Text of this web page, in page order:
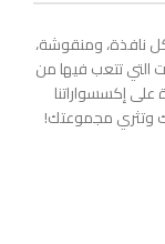
نافذة، ومنقوشة،
التي تتعب فيها من
إكسسواراتنا
وتثري مجموعتك!